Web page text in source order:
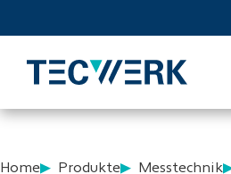
Home Produkte Messtechnik